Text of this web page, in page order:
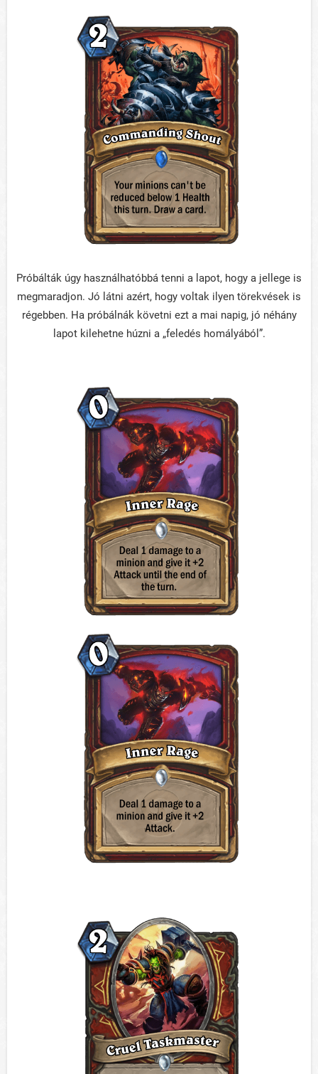
Próbálták úgy használhatóbbá tenni a lapot, hogy a jellege is
megmaradjon. Jó látni azért, hogy voltak ilyen törekvések is
régebben. Ha próbálnák követni ezt a mai napig, jó néhány
lapot kilehetne húzni a „feledés homályából”.